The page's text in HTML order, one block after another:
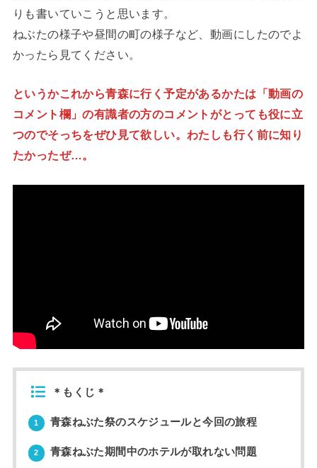
りも書いていこうと思います。
ねぶたの様子や昼間の町の様子など、動画にしたのでよ
かったら見てください。
というかこれから青森に行く予定があるかたは「動画の
コメント欄」の有識者の方のコメントがとっても役に立
つのでそっちをぜひ見て欲しい。わたしも行く前に知り
たかったぜ…。
＊もくじ＊
1 青森ねぶた祭のスケジュールと今回の旅程
2 青森ねぶた期間中のホテルが取れない問題